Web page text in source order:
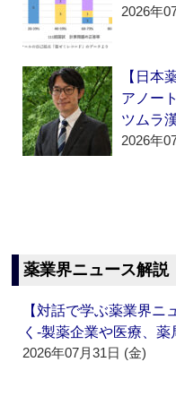
2026年
【日本
アノー
ツムラ
2026年
薬業界ニュース解説
【対話で学ぶ薬業界
く‐製薬企業や医療、
2026年07月31日 (金)